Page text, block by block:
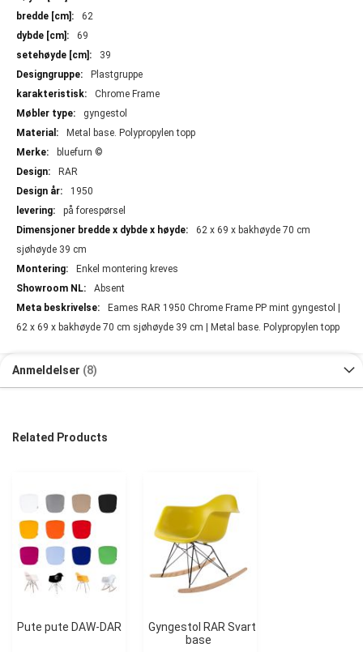
62
69
39
Plastgruppe
Chrome Frame
gyngestol
Metal base. Polypropylen topp
bluefurn ©
RAR
1950
på forespørsel
62 x 69 x bakhøyde 70 cm
sjøhøyde 39 cm
Enkel montering kreves
Absent
Eames RAR 1950 Chrome Frame PP mint gyngestol |
62 x 69 x bakhøyde 70 cm sjøhøyde 39 cm | Metal base. Polypropylen topp
Anmeldelser 8
Related Products
Pute pute DAW-DAR
Gyngestol RAR Svart
base